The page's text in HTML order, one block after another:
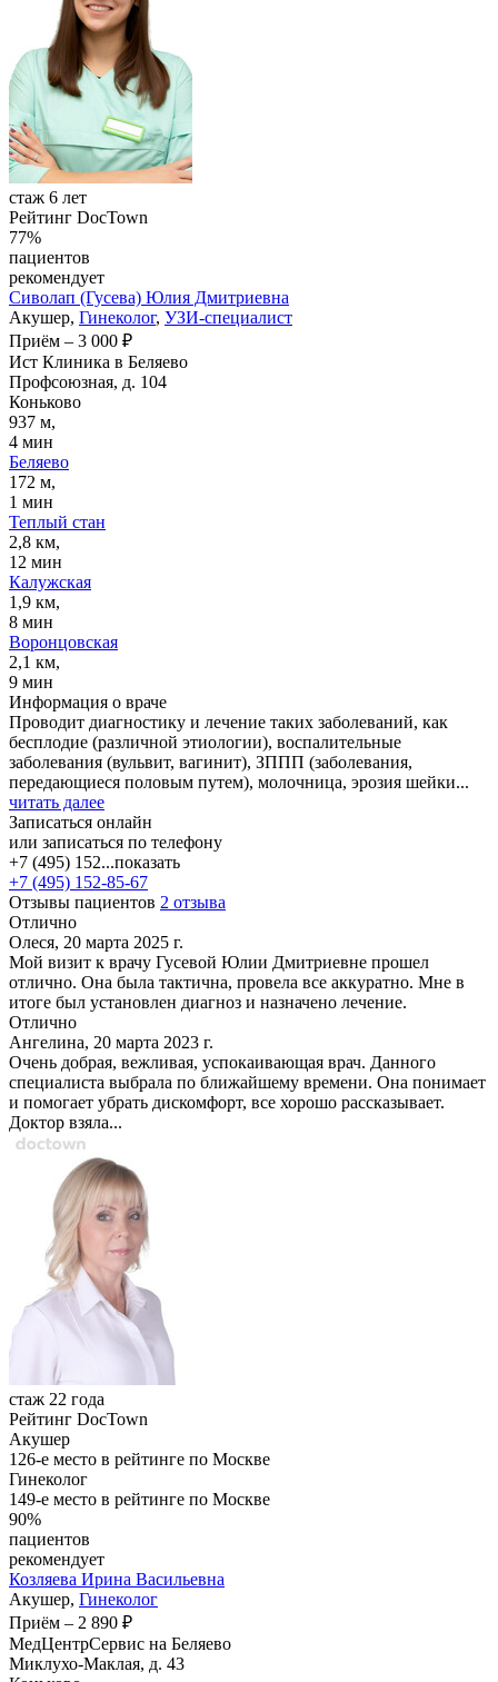
стаж 6 лет
Рейтинг DocTown
77%
пациентов
рекомендует
Сиволап (Гусева) Юлия Дмитриевна
Акушер, Гинеколог, УЗИ-специалист
Приём – 3 000 ₽
Ист Клиника в Беляево
Профсоюзная, д. 104
Коньково
937 м,
4 мин
Беляево
172 м,
1 мин
Теплый стан
2,8 км,
12 мин
Калужская
1,9 км,
8 мин
Воронцовская
2,1 км,
9 мин
Информация о враче
Проводит диагностику и лечение таких заболеваний, как
бесплодие (различной этиологии), воспалительные
заболевания (вульвит, вагинит), ЗППП (заболевания,
передающиеся половым путем), молочница, эрозия шейки...
читать далее
Записаться онлайн
или записаться по телефону
+7 (495) 152...показать
+7 (495) 152-85-67
Отзывы пациентов 2 отзыва
Отлично
Олеся, 20 марта 2025 г.
Мой визит к врачу Гусевой Юлии Дмитриевне прошел
отлично. Она была тактична, провела все аккуратно. Мне в
итоге был установлен диагноз и назначено лечение.
Отлично
Ангелина, 20 марта 2023 г.
Очень добрая, вежливая, успокаивающая врач. Данного
специалиста выбрала по ближайшему времени. Она понимает
и помогает убрать дискомфорт, все хорошо рассказывает.
Доктор взяла...
стаж 22 года
Рейтинг DocTown
Акушер
126-е место в рейтинге по Москве
Гинеколог
149-е место в рейтинге по Москве
90%
пациентов
рекомендует
Козляева Ирина Васильевна
Акушер, Гинеколог
Приём – 2 890 ₽
МедЦентрСервис на Беляево
Миклухо-Маклая, д. 43